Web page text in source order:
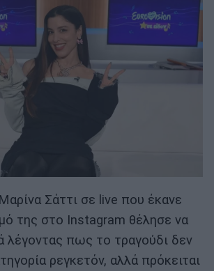
Σάττι σε live που έκανε
της στο Instagram θέλησε να
λέγοντας πως το τραγούδι δεν
ρεγκετόν, αλλά πρόκειται